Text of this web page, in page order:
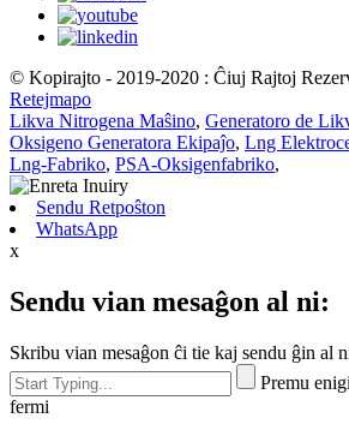
© Kopirajto - 2019-2020 : Ĉiuj Rajtoj
Retejmapo
Likva Nitrogena Maŝino, Generatoro de
Oksigeno Generatora Ekipaĵo, Lng
Lng-Fabriko, PSA-Oksigenfabriko,
Sendu Retpoŝton
WhatsApp
x
Sendu vian mesaĝon al ni:
Skribu vian mesaĝon ĉi tie kaj sendu ĝin al
Premu
fermi